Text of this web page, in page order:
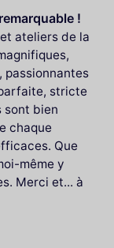
!
ateliers de la
passionnantes
stricte
sont bien
chaque
Que
même y
Merci et... à